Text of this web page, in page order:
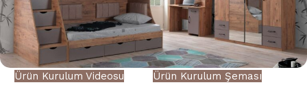
Ürün Kurulum Videosu Ürün Kurulum Şeması